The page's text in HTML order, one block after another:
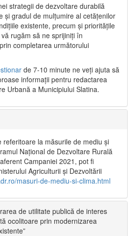
strategii de dezvoltare durabilă
și gradul de mulțumire al cetățenilor
existente, precum și prioritățile
rugăm să ne sprijiniți în
completarea următorului
de 7-10 minute ne veți ajuta să
informații pentru redactarea
Urbană a Municipiului Slatina.
referitoare la măsurile de mediu și
Național de Dezvoltare Rurală
Campaniei 2021, pot fi
Agriculturii și Dezvoltării
masuri-de-mediu-si-clima.html
de utilitate publică de interes
ocolitoare prin modernizarea